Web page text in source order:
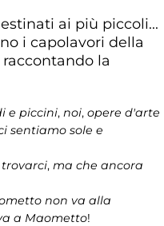
ai più piccoli...
i capolavori della
la
e piccini, noi, opere d'arte
sentiamo sole e
, ma che ancora
non va alla
a Maometto!